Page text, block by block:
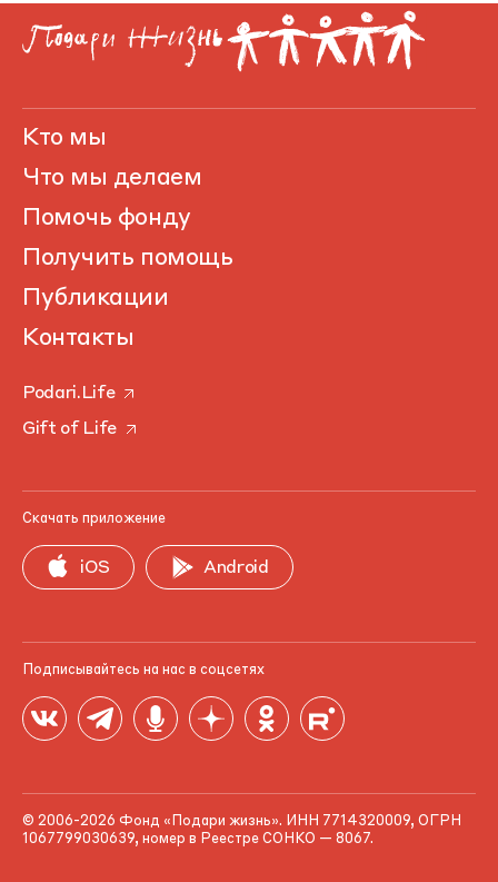
Кто мы
Что мы делаем
Помочь фонду
Получить помощь
Публикации
Контакты
Podari.Life
Gift of Life
Скачать приложение
iOS Android
Подписывайтесь на нас в соцсетях
© 2006-2026 Фонд «Подари жизнь». ИНН 7714320009, ОГРН
1067799030639, номер в Реестре СОНКО — 8067.